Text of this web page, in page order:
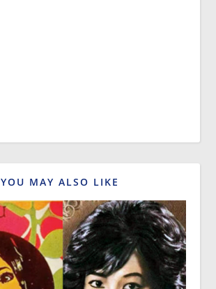
YOU MAY ALSO LIKE